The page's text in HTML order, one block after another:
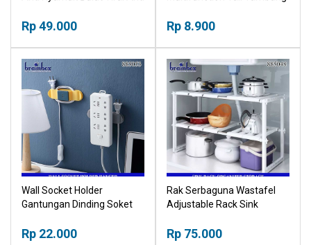
Rp 49.000
Baju
Rp 8.900
Wall Socket Holder
Gantungan Dinding Soket
Remote Serbaguna
Rp 22.000
Rak Serbaguna Wastafel
Adjustable Rack Sink
Rp 75.000